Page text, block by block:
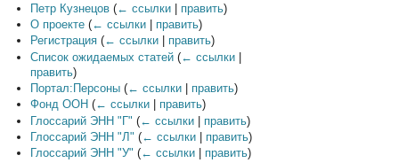
Петр Кузнецов (← ссылки| править)
О проекте (← ссылки| править)
Регистрация (← ссылки| править)
Список ожидаемых статей (← ссылки|
править)
Портал:Персоны (← ссылки| править)
Фонд ООН (← ссылки| править)
Глоссарий ЭНН "Г" (← ссылки| править)
Глоссарий ЭНН "Л" (← ссылки| править)
Глоссарий ЭНН "У" (← ссылки| править)